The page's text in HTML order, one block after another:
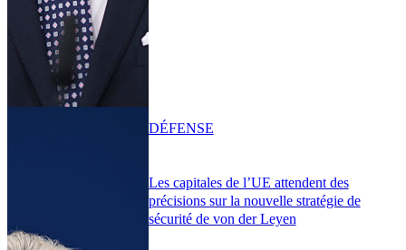
Les capitales de l’UE attendent des
précisions sur la nouvelle stratégie de
sécurité de von der Leyen
DÉFENSE